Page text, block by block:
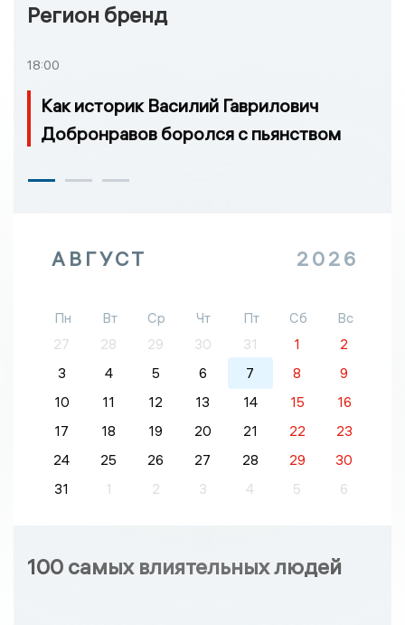
Регион бренд
18:00
Как историк Василий Гаврилович
Добронравов боролся с пьянством
АВГУСТ 2026
Пн Вт Ср Чт Пт Сб
Вс
27
28 29 30 31 1
2
3
4 5 6 7 8
9
10
11 12 13 14 15
16
17
18 19 20 21 22
23
24
25 26 27 28 29
30
31
1 2 3 4 5 6
100 самых влиятельных людей